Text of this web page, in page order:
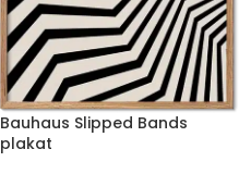
Bauhaus Slipped Bands
plakat